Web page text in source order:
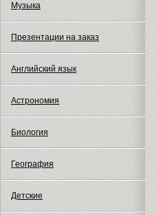
Музыка
Презентации на заказ
Английский язык
Астрономия
Биология
География
Детские